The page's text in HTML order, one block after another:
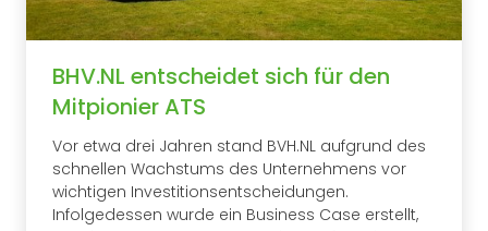
BHV.NL entscheidet sich für den
Mitpionier ATS
Vor etwa drei Jahren stand BVH.NL aufgrund des
schnellen Wachstums des Unternehmens vor
wichtigen Investitionsentscheidungen.
Infolgedessen wurde ein Business Case erstellt,